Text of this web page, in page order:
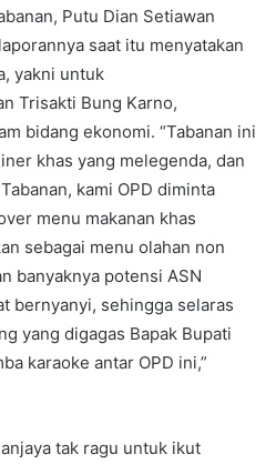
Putu Dian Setiawan
saat itu menyatakan
yakni untuk
Trisakti Bung Karno,
bidang ekonomi. “Tabanan ini
khas yang melegenda, dan
kami OPD diminta
menu makanan khas
sebagai menu olahan non
banyaknya potensi ASN
bernyanyi, sehingga selaras
yang digagas Bapak Bupati
karaoke antar OPD ini,”
tak ragu untuk ikut